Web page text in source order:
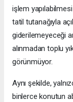
işlem yapılabilmesi
tatil tutanağıyla
giderilemeyeceği
alınmadan toplu
görünmüyor.
Aynı şekilde,
binlerce konutun